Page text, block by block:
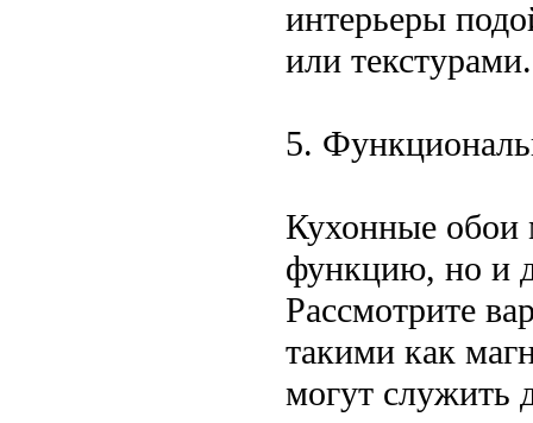
интерьеры
или текстурами.
5.
Кухонные обои
функцию, но и
Рассмотрите
такими как
могут служить